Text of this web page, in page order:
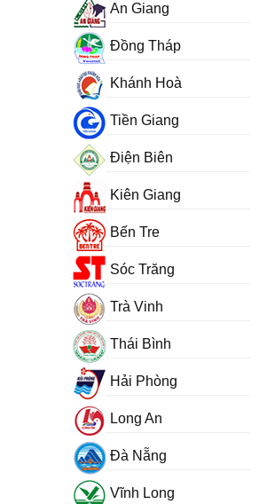
An Giang
Đồng Tháp
Khánh Hoà
Tiền Giang
Điện Biên
Kiên Giang
Bến Tre
Sóc Trăng
Trà Vinh
Thái Bình
Hải Phòng
Long An
Đà Nẵng
Vĩnh Long